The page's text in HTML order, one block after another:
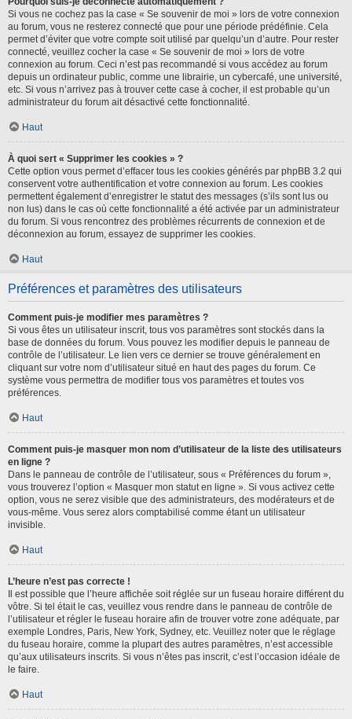
Si vous ne cochez pas la case « Se souvenir de moi » lors de votre connexion
au forum, vous ne resterez connecté que pour une période prédéfinie. Cela
permet d’éviter que votre compte soit utilisé par quelqu’un d’autre. Pour rester
connecté, veuillez cocher la case « Se souvenir de moi » lors de votre
connexion au forum. Ceci n’est pas recommandé si vous accédez au forum
depuis un ordinateur public, comme une librairie, un cybercafé, une université,
etc. Si vous n’arrivez pas à trouver cette case à cocher, il est probable qu’un
administrateur du forum ait désactivé cette fonctionnalité.
Haut
À quoi sert « Supprimer les cookies » ?
Cette option vous permet d’effacer tous les cookies générés par phpBB 3.2 qui
conservent votre authentification et votre connexion au forum. Les cookies
permettent également d’enregistrer le statut des messages (s’ils sont lus ou
non lus) dans le cas où cette fonctionnalité a été activée par un administrateur
du forum. Si vous rencontrez des problèmes récurrents de connexion et de
déconnexion au forum, essayez de supprimer les cookies.
Haut
Préférences et paramètres des utilisateurs
Comment puis-je modifier mes paramètres ?
Si vous êtes un utilisateur inscrit, tous vos paramètres sont stockés dans la
base de données du forum. Vous pouvez les modifier depuis le panneau de
contrôle de l’utilisateur. Le lien vers ce dernier se trouve généralement en
cliquant sur votre nom d’utilisateur situé en haut des pages du forum. Ce
système vous permettra de modifier tous vos paramètres et toutes vos
préférences.
Haut
Comment puis-je masquer mon nom d’utilisateur de la liste des utilisateurs
en ligne ?
Dans le panneau de contrôle de l’utilisateur, sous « Préférences du forum »,
vous trouverez l’option « Masquer mon statut en ligne ». Si vous activez cette
option, vous ne serez visible que des administrateurs, des modérateurs et de
vous-même. Vous serez alors comptabilisé comme étant un utilisateur
invisible.
Haut
L’heure n’est pas correcte !
Il est possible que l’heure affichée soit réglée sur un fuseau horaire différent du
vôtre. Si tel était le cas, veuillez vous rendre dans le panneau de contrôle de
l’utilisateur et régler le fuseau horaire afin de trouver votre zone adéquate, par
exemple Londres, Paris, New York, Sydney, etc. Veuillez noter que le réglage
du fuseau horaire, comme la plupart des autres paramètres, n’est accessible
qu’aux utilisateurs inscrits. Si vous n’êtes pas inscrit, c’est l’occasion idéale de
le faire.
Haut